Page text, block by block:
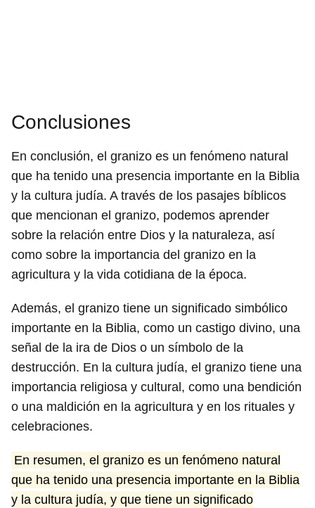
Conclusiones
En conclusión, el granizo es un fenómeno natural
que ha tenido una presencia importante en la Biblia
y la cultura judía. A través de los pasajes bíblicos
que mencionan el granizo, podemos aprender
sobre la relación entre Dios y la naturaleza, así
como sobre la importancia del granizo en la
agricultura y la vida cotidiana de la época.
Además, el granizo tiene un significado simbólico
importante en la Biblia, como un castigo divino, una
señal de la ira de Dios o un símbolo de la
destrucción. En la cultura judía, el granizo tiene una
importancia religiosa y cultural, como una bendición
o una maldición en la agricultura y en los rituales y
celebraciones.
En resumen, el granizo es un fenómeno natural
que ha tenido una presencia importante en la Biblia
y la cultura judía, y que tiene un significado